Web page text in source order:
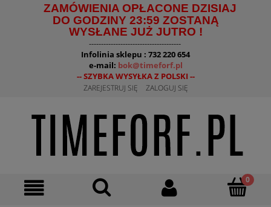
ZAMÓWIENIA OPŁACONE DZISIAJ
DO GODZINY 23:59 ZOSTANĄ
WYSŁANE JUŻ JUTRO !
--------------------------------------
Infolinia sklepu : 732 220 654
e-mail: bok@timeforf.pl
-- SZYBKA WYSYŁKA Z POLSKI --
ZAREJESTRUJ SIĘ ZALOGUJ SIĘ